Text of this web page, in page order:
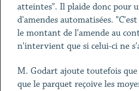
atteintes". Il plaide donc pour
d'amendes automatisées.
le montant de l'amende au
n'intervient que si celui-ci ne
M. Godart ajoute toutefois
que le parquet reçoive les